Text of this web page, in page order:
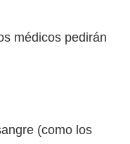
médicos pedirán
(como los